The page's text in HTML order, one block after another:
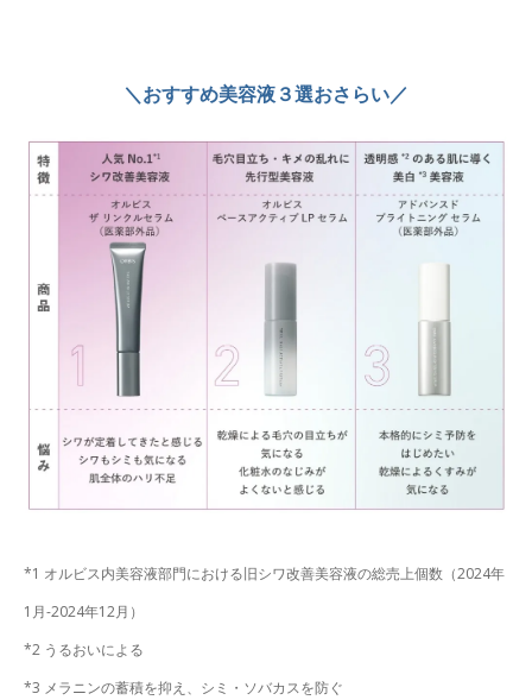
＼おすすめ美容液３選おさらい／
*1 オルビス内美容液部門における旧シワ改善美容液の総売上個数（2024年
1月-2024年12月）
*2 うるおいによる
*3 メラニンの蓄積を抑え、シミ・ソバカスを防ぐ